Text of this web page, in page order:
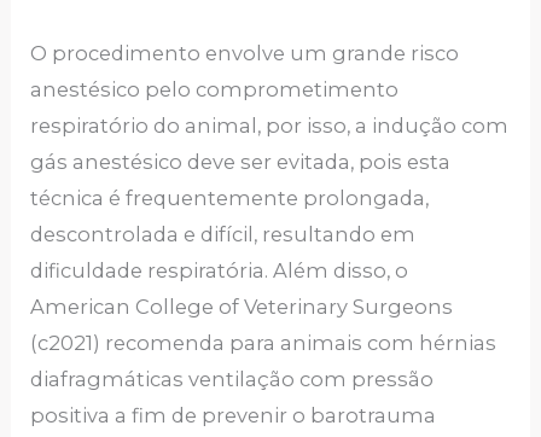
O procedimento envolve um grande risco
anestésico pelo comprometimento
respiratório do animal, por isso, a indução com
gás anestésico deve ser evitada, pois esta
técnica é frequentemente prolongada,
descontrolada e difícil, resultando em
dificuldade respiratória. Além disso, o
American College of Veterinary Surgeons
(c2021) recomenda para animais com hérnias
diafragmáticas ventilação com pressão
positiva a fim de prevenir o barotrauma